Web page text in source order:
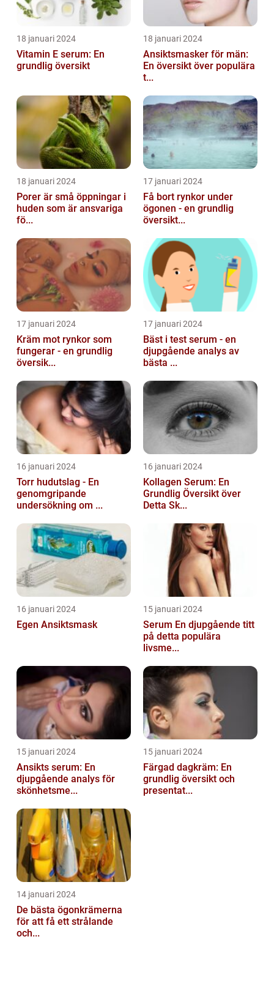
18 januari 2024
Vitamin E serum: En
grundlig översikt
18 januari 2024
Ansiktsmasker för män:
En översikt över populära
t...
18 januari 2024
Porer är små öppningar i
huden som är ansvariga
fö...
17 januari 2024
Få bort rynkor under
ögonen - en grundlig
översikt...
17 januari 2024
Kräm mot rynkor som
fungerar - en grundlig
översik...
17 januari 2024
Bäst i test serum - en
djupgående analys av
bästa ...
16 januari 2024
Torr hudutslag - En
genomgripande
undersökning om ...
16 januari 2024
Kollagen Serum: En
Grundlig Översikt över
Detta Sk...
16 januari 2024
Egen Ansiktsmask
15 januari 2024
Serum En djupgående titt
på detta populära
livsme...
15 januari 2024
Ansikts serum: En
djupgående analys för
skönhetsme...
15 januari 2024
Färgad dagkräm: En
grundlig översikt och
presentat...
14 januari 2024
De bästa ögonkrämerna
för att få ett strålande
och...